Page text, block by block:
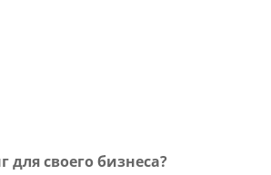
своего бизнеса?